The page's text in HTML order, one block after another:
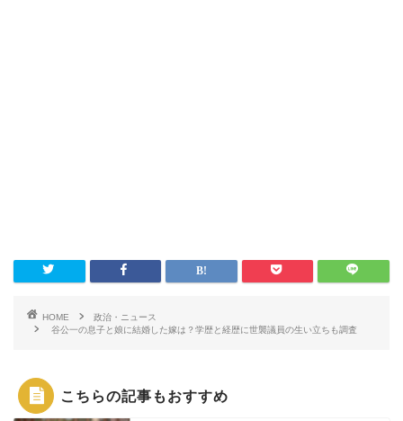
HOME
政治・ニュース
谷公一の息子と娘に結婚した嫁は？学歴と経歴に世襲議員の生い立ちも調査
こちらの記事もおすすめ